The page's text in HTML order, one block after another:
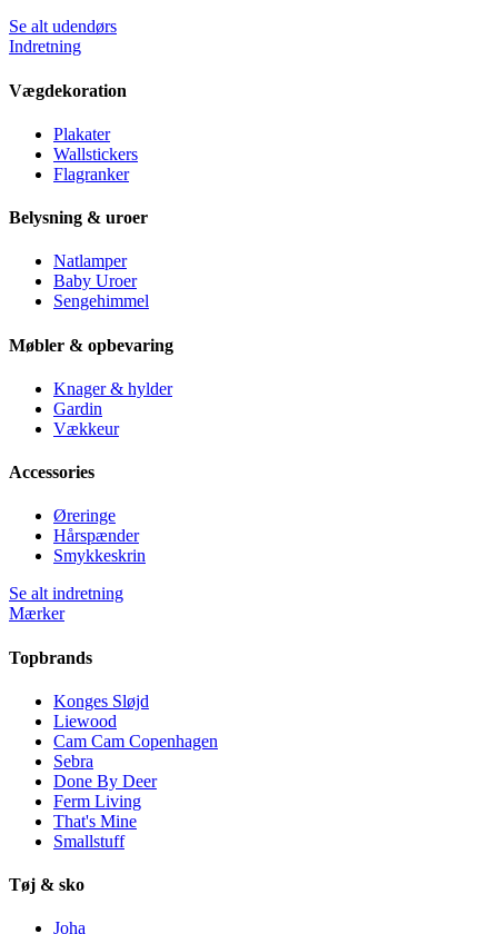
Se alt udendørs
Indretning
Vægdekoration
Plakater
Wallstickers
Flagranker
Belysning & uroer
Natlamper
Baby Uroer
Sengehimmel
Møbler & opbevaring
Knager & hylder
Gardin
Vækkeur
Accessories
Øreringe
Hårspænder
Smykkeskrin
Se alt indretning
Mærker
Topbrands
Konges Sløjd
Liewood
Cam Cam Copenhagen
Sebra
Done By Deer
Ferm Living
That's Mine
Smallstuff
Tøj & sko
Joha